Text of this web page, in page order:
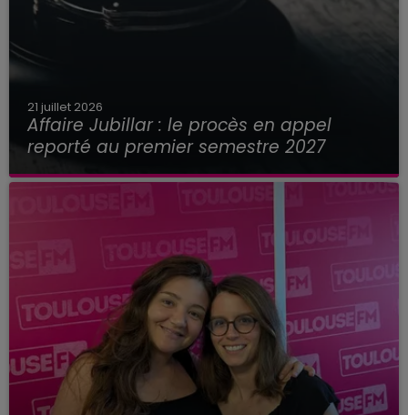
21 juillet 2026
Affaire Jubillar : le procès en appel
reporté au premier semestre 2027